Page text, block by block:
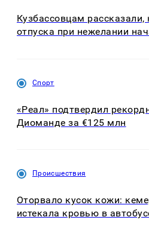
Кузбассовцам рассказали,
отпуска при нежелании
Спорт
«Реал» подтвердил
Диоманде за €125 млн
Происшествия
Оторвало кусок кожи:
истекала кровью в